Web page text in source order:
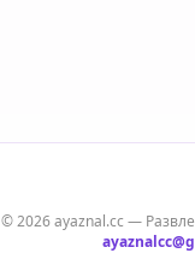
© 2026 ayaznal.cc —